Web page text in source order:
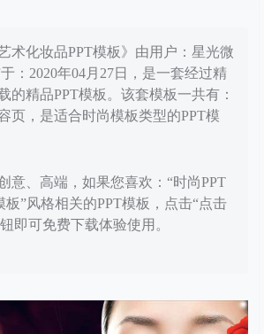
术化妆品PPT模板》由用户：星光微
：2020年04月27日，是一套经过精
的精品PPT模板。该套模板一共有：
页，是适合时尚模板类型的PPT模
意、高端，如果您喜欢：“时尚PPT
板”风格相关的PPT模板，点击“点击
即可免费下载体验使用。